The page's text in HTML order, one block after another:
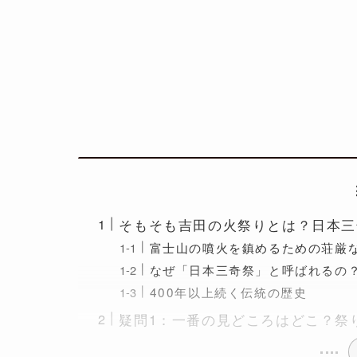
そもそも吉田の火祭りとは？日本
富士山の噴火を鎮めるための荘厳
なぜ「日本三奇祭」と呼ばれるの
400年以上続く伝統の歴史
疑問1：一番の見どころはどこ？